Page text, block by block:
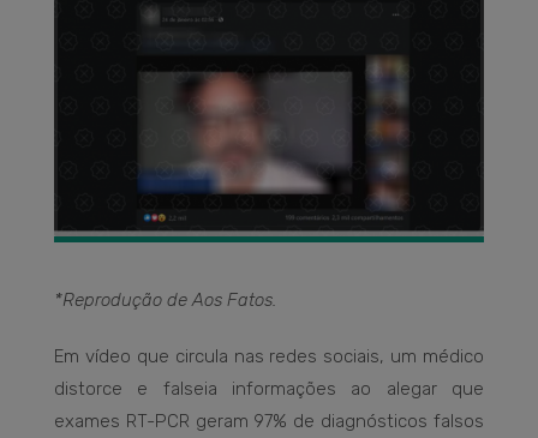
*Reprodução de Aos Fatos.
Em vídeo que circula nas redes sociais, um médico
distorce e falseia informações ao alegar que
exames RT-PCR geram 97% de diagnósticos falsos